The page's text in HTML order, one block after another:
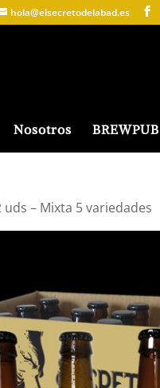
hola@elsecretodelabad.es
Nosotros BREWPUB
uds – Mixta 5 variedades